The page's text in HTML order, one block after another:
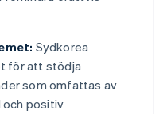
Sydkorea
för att stödja
som omfattas av
positiv